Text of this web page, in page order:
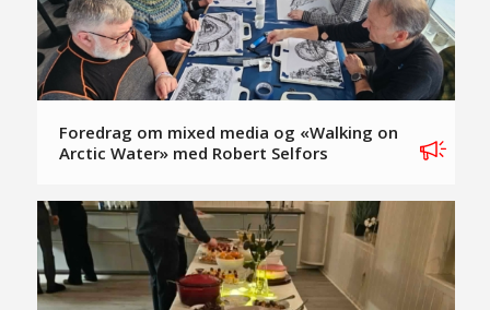
Foredrag om mixed media og «Walking on
Arctic Water» med Robert Selfors